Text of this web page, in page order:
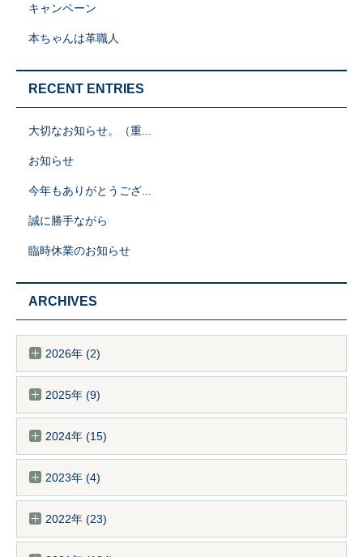
キャンペーン
本ちゃんは革職人
RECENT ENTRIES
大切なお知らせ。（重...
お知らせ
今年もありがとうござ...
誠に勝手ながら
臨時休業のお知らせ
ARCHIVES
2026年 (2)
2025年 (9)
2024年 (15)
2023年 (4)
2022年 (23)